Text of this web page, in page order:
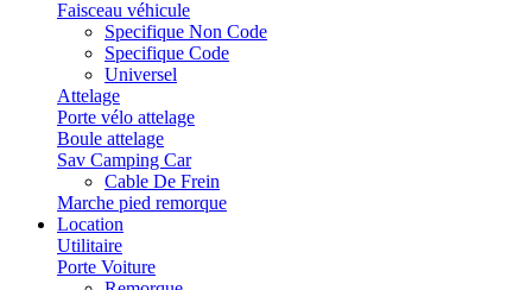
Faisceau véhicule
Specifique Non Code
Specifique Code
Universel
Attelage
Porte vélo attelage
Boule attelage
Sav Camping Car
Cable De Frein
Marche pied remorque
Location
Utilitaire
Porte Voiture